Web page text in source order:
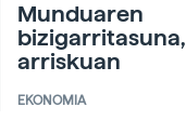
Munduaren
bizigarritasuna,
arriskuan
EKONOMIA